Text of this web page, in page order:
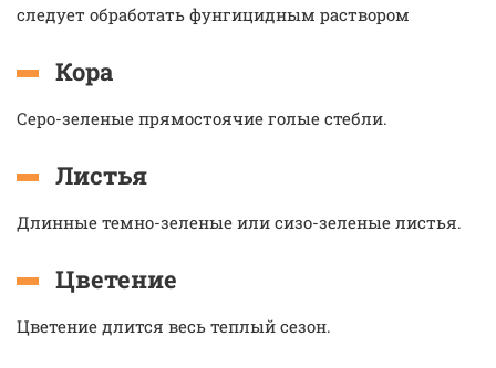
следует обработать фунгицидным раствором
Кора
Серо-зеленые прямостоячие голые стебли.
Листья
Длинные темно-зеленые или сизо-зеленые листья.
Цветение
Цветение длится весь теплый сезон.